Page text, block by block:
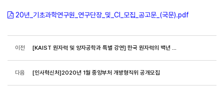
20년_기초과학연구원_연구단장_및_CI_모집_공고문_(국문).pdf
이전 [KAIST 원자력 및 양자공학과 특별 강연] 한국 원자력의 백년 대계, 미국 ANL 장윤일 교수 (1/21(화), 12:00-13:30)
다음 [인사혁신처]2020년 1월 중앙부처 개방형직위 공개모집